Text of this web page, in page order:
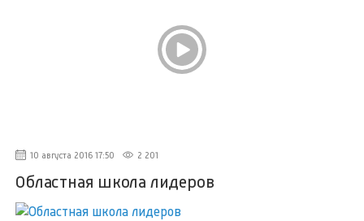
10 августа 2016 17:50 2 201
Областная школа лидеров